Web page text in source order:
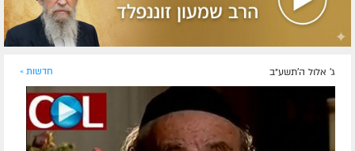
ג' אלול ה׳תשע״ב חדשות »